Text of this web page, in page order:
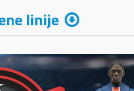
linije